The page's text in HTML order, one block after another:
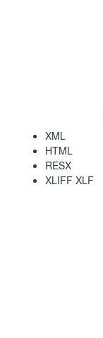
XML
HTML
RESX
XLIFF XLF